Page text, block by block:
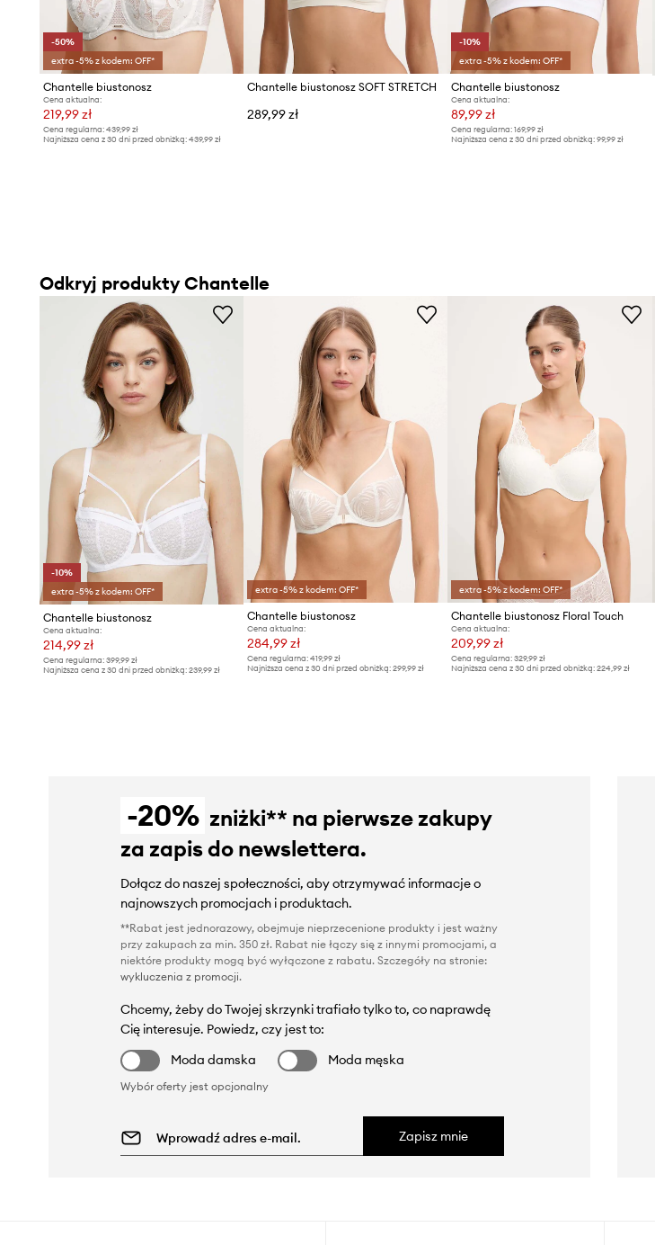
-50%
extra -5% z kodem: OFF*
Chantelle biustonosz
Cena aktualna:
219,99 zł
Cena regularna: 439,99 zł
Najniższa cena z 30 dni przed obniżką: 439,99 zł
Chantelle biustonosz SOFT STRETCH
289,99 zł
-10%
extra -5% z kodem: OFF*
Chantelle biustonosz
Cena aktualna:
89,99 zł
Cena regularna: 169,99 zł
Najniższa cena z 30 dni przed obniżką: 99,99 zł
Odkryj produkty Chantelle
-10%
extra -5% z kodem: OFF*
Chantelle biustonosz
Cena aktualna:
214,99 zł
Cena regularna: 399,99 zł
Najniższa cena z 30 dni przed obniżką: 239,99 zł
extra -5% z kodem: OFF*
Chantelle biustonosz
Cena aktualna:
284,99 zł
Cena regularna:419,99 zł
Najniższa cena z 30 dni przed obniżką:299,99 zł
extra -5% z kodem: OFF*
Chantelle biustonosz Floral Touch
Cena aktualna:
209,99 zł
Cena regularna: 329,99 zł
Najniższa cena z 30 dni przed obniżką: 224,99 zł
-20% zniżki** na pierwsze zakupy
za zapis do newslettera.
Dołącz do naszej społeczności, aby otrzymywać informacje o
najnowszych promocjach i produktach.
**Rabat jest jednorazowy, obejmuje nieprzecenione produkty i jest ważny
przy zakupach za min. 350 zł. Rabat nie łączy się z innymi promocjami, a
niektóre produkty mogą być wyłączone z rabatu. Szczegóły na stronie:
wykluczenia z promocji.
Chcemy, żeby do Twojej skrzynki trafiało tylko to, co naprawdę
Cię interesuje. Powiedz, czy jest to:
Moda damska
Moda męska
Wybór oferty jest opcjonalny
Zapisz mnie